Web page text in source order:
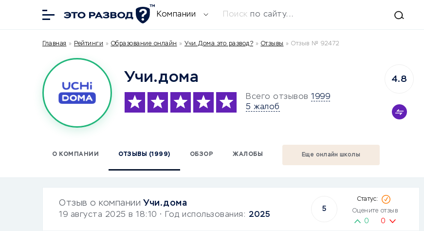
Компании Поиск по сайту...
Главная » Рейтинги » Образование онлайн » Учи.Дома это развод? » Отзывы » Отзыв № 92472
Учи.дома
Всего отзывов 1999
5 жалоб
4.8
О КОМПАНИИ ОТЗЫВЫ (1999) ОБЗОР ЖАЛОБЫ Еще онлайн школы
Отзыв о компании Учи.дома
19 августа 2025 в 18:10 • Год использования: 2025
5 Оцените отзыв
0 0